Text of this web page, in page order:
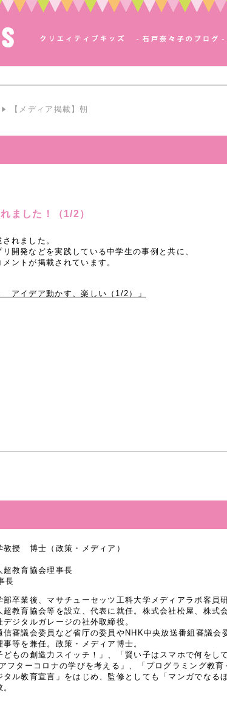
【メディア掲載】朝
ました！（1/2）
れました。
開発などを実践している中学生の事例と共に、
ントが掲載されています。
アイデア動かす、楽しい（1/2）」
教授 博士（政策・メディア）
超教育協会理事長
長
部卒業後、マサチューセッツ工科大学メディアラボ客員
超教育協会等を設立、代表に就任。株式会社松屋、株式
デジタルガレージの社外取締役。
信審議会委員など省庁の委員やNHK中央放送番組審議会
事等を兼任。政策・メディア博士。
どもの創造力スイッチ！」、「賢い子はスマホで何をし
フターコロナの学びを考える」、「プログラミング教
タル教育宣言」をはじめ、監修としても「マンガでなる